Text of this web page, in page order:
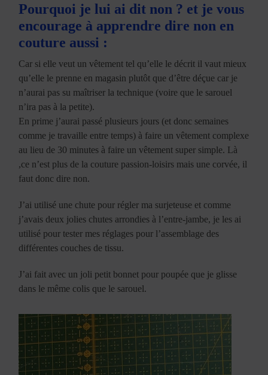
Pourquoi je lui ai dit non ? et je vous
encourage à apprendre dire non en
couture aussi :
Car si elle veut un vêtement tel qu’elle le décrit il vaut mieux
qu’elle le prenne en magasin plutôt que d’être déçue car je
n’aurai pas su maîtriser la technique (voire que le sarouel
n’ira pas à la petite).
En prime j’aurai passé plusieurs jours (et donc semaines
comme je travaille entre temps) à faire un vêtement complexe
au lieu de 30 minutes à faire un vêtement super simple. Là
,ce n’est plus de la couture passion-loisirs mais une corvée, il
faut donc dire non.
J’ai utilisé une chute pour régler ma surjeteuse et comme
j’avais deux jolies chutes arrondies à l’entre-jambe, je les ai
utilisé pour tester mes réglages pour l’assemblage des
différentes couches de tissu.
J’ai fait avec un joli petit bonnet pour poupée que je glisse
dans le même colis que le sarouel.